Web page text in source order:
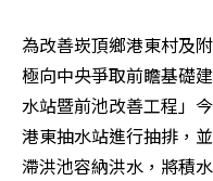
為改善崁頂鄉港東村及
極向中央爭取前瞻基礎
水站暨前池改善工程」
港東抽水站進行抽排，
滯洪池容納洪水，將積